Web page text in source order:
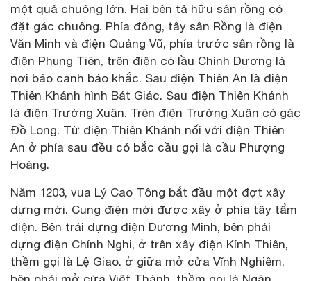
một quả chuông lớn. Hai bên tả hữu sân rồng có
đặt gác chuông. Phía đông, tây sân Rồng là điện
Văn Minh và điện Quảng Vũ, phía trước sân rồng là
điện Phụng Tiên, trên điện có lầu Chính Dương là
nơi báo canh báo khắc. Sau điện Thiên An là điện
Thiên Khánh hình Bát Giác. Sau điện Thiên Khánh
là điện Trường Xuân. Trên điện Trường Xuân có gác
Đồ Long. Từ điện Thiên Khánh nối với điện Thiên
An ở phía sau đều có bắc cầu gọi là cầu Phượng
Hoàng.
Năm 1203, vua Lý Cao Tông bắt đầu một đợt xây
dựng mới. Cung điện mới được xây ở phía tây tẩm
điện. Bên trái dựng điện Dương Minh, bên phải
dựng điện Chính Nghi, ở trên xây điện Kính Thiên,
thềm gọi là Lệ Giao. ở giữa mở cửa Vĩnh Nghiêm,